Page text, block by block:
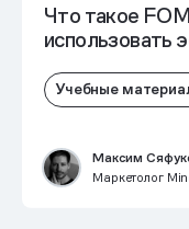
Что такое
использовать
Учебные
Максим
Маркетолог